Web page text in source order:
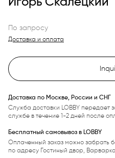
По запросу
Доставка и оплата
Доставка по Москве, России и СНГ
Служба доставки LOBBY передает
службе в течение 1-2 дней после
Бесплатный самовывоз в LOBBY
Оплаченный заказ можно забрать
по адресу Гостиный двор,